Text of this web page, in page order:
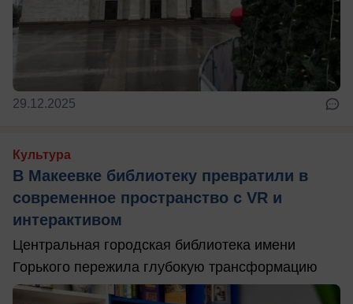
29.12.2025
Культура
В Макеевке библиотеку превратили в
современное пространство с VR и
интерактивом
Центральная городская библиотека имени
Горького пережила глубокую трансформацию